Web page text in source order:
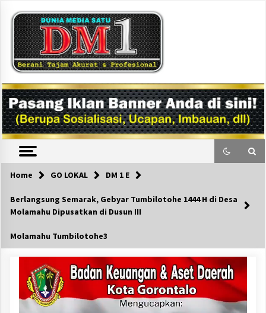
content
DM1
Home GO LOKAL DM 1 E
Berlangsung Semarak, Gebyar Tumbilotohe 1444 H di Desa
Molamahu Dipusatkan di Dusun III
Molamahu Tumbilotohe3